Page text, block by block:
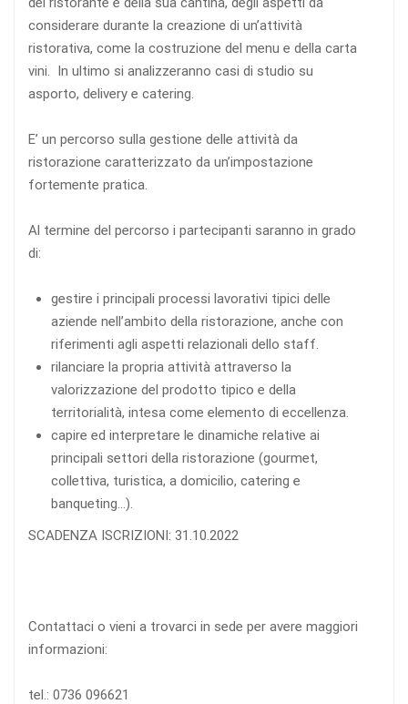
considerare durante la creazione di un’attività
ristorativa, come la costruzione del menu e della carta
vini. In ultimo si analizzeranno casi di studio su
asporto, delivery e catering.
E’ un percorso sulla gestione delle attività da
ristorazione caratterizzato da un’impostazione
fortemente pratica.
Al termine del percorso i partecipanti saranno in grado
di:
gestire i principali processi lavorativi tipici delle
aziende nell’ambito della ristorazione, anche con
riferimenti agli aspetti relazionali dello staff.
rilanciare la propria attività attraverso la
valorizzazione del prodotto tipico e della
territorialità, intesa come elemento di eccellenza.
capire ed interpretare le dinamiche relative ai
principali settori della ristorazione (gourmet,
collettiva, turistica, a domicilio, catering e
banqueting…).
SCADENZA ISCRIZIONI: 31.10.2022
Contattaci o vieni a trovarci in sede per avere maggiori
informazioni:
tel.: 0736 096621